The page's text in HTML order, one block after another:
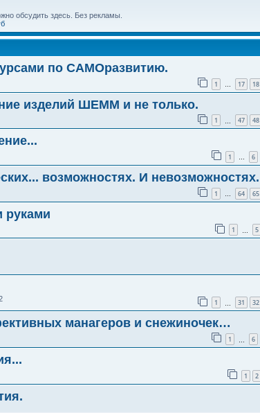
обсудить здесь. Без рекламы.
по САМОразвитию.
1 … 17 18
изделий ШЕММ и не только.
1 47 48
1 … 6
возможностях. И невозможностях.
1 … 64 65
руками
1 5
1 31 32
манагеров и снежиночек…
1 6
1 2